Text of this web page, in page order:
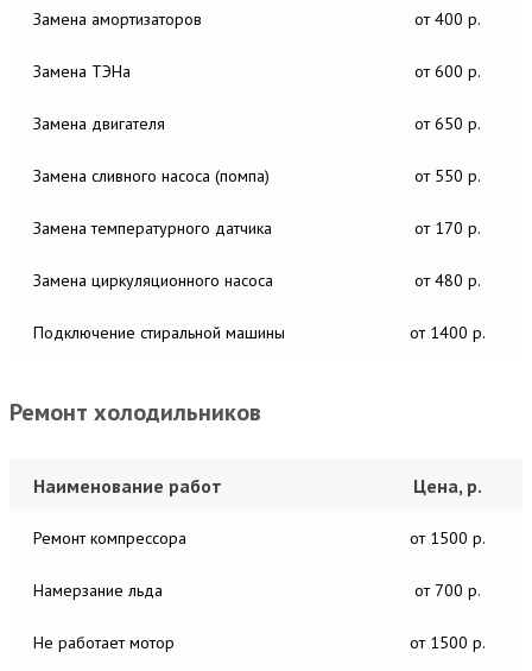
Замена амортизаторов от 400 р.
Замена ТЭНа от 600 р.
Замена двигателя от 650 р.
Замена сливного насоса (помпа) от 550 р.
Замена температурного датчика от 170 р.
Замена циркуляционного насоса от 480 р.
Подключение стиральной машины от 1400 р.
Ремонт холодильников
Наименование работ Цена, р.
Ремонт компрессора от 1500 р.
Намерзание льда от 700 р.
Не работает мотор от 1500 р.